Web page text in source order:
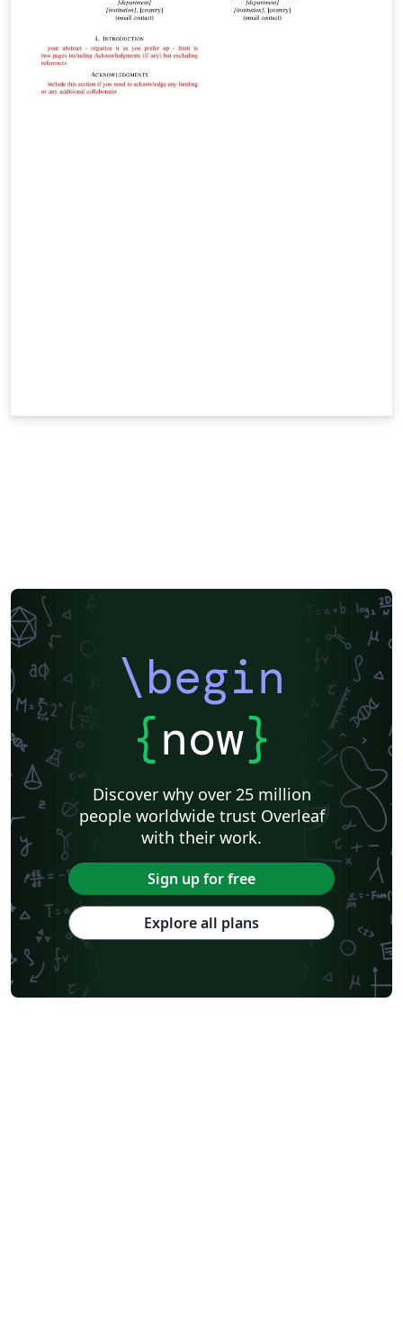
\begin
{now}
Discover why over 25 million
people worldwide trust Overleaf
with their work.
Sign up for free
Explore all plans